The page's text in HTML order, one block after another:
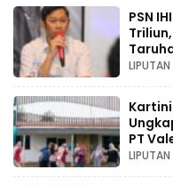
PSN
LIPUTAN
PT
LIPUTAN